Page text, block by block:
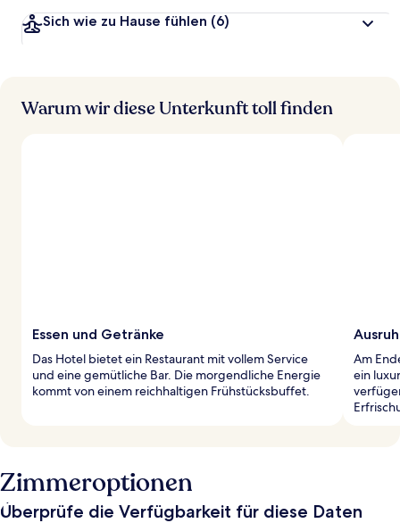
Sich wie zu Hause fühlen (6)
Warum wir diese Unterkunft toll finden
Essen und Getränke
Das Hotel bietet ein Restaurant mit vollem Service
und eine gemütliche Bar. Die morgendliche Energie
kommt von einem reichhaltigen Frühstücksbuffet.
Am
ein
Zimmeroptionen
Überprüfe die Verfügbarkeit für diese Daten